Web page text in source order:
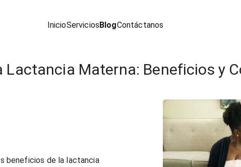
InicioServiciosBlogContáctanos
Lactancia Materna: Beneficios y
beneficios de la lactancia